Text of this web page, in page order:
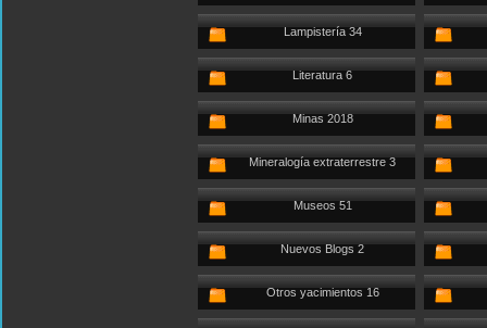
Lampistería 34
Literatura 6
Minas 2018
Mineralogía extraterrestre 3
Museos 51
Nuevos Blogs 2
Otros yacimientos 16